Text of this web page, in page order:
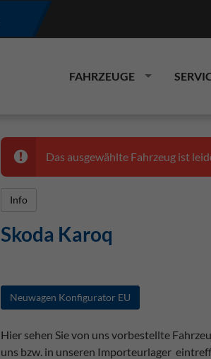
FAHRZEUGE
Das ausgewählte Fahrzeug ist
Info
Skoda Karoq
Neuwagen Konfigurator EU
Hier sehen Sie von uns vorbestellte
uns bzw. in unseren Importeurlager